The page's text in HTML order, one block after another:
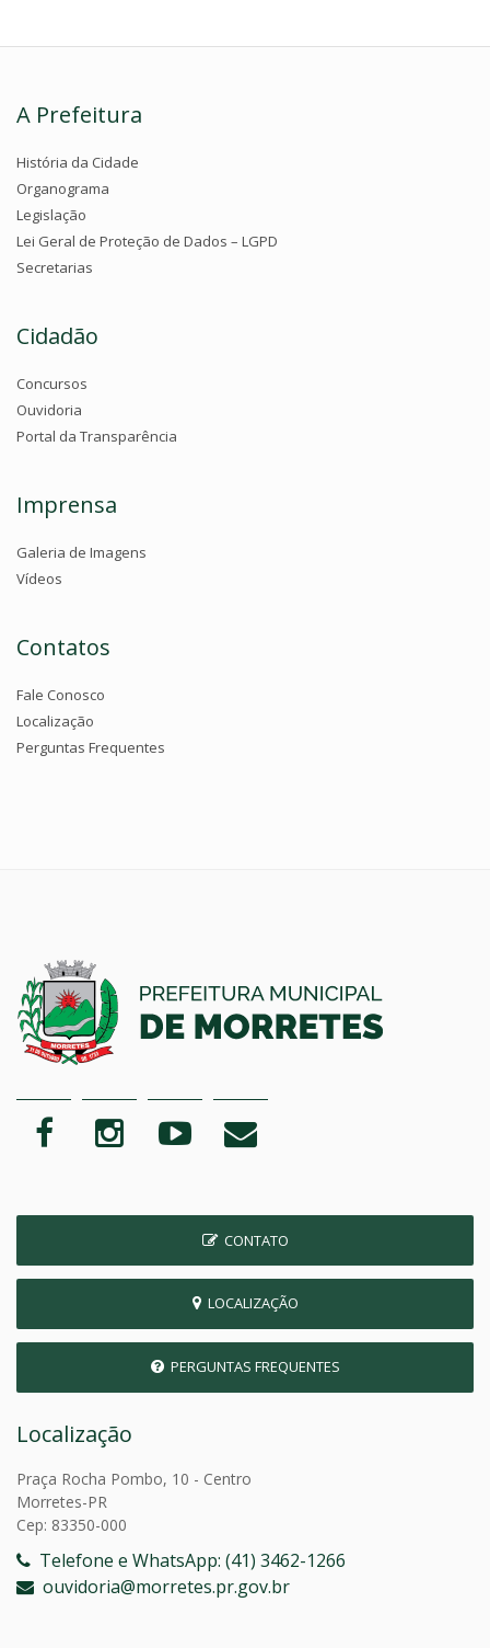
A Prefeitura
História da Cidade
Organograma
Legislação
Lei Geral de Proteção de Dados – LGPD
Secretarias
Cidadão
Concursos
Ouvidoria
Portal da Transparência
Imprensa
Galeria de Imagens
Vídeos
Contatos
Fale Conosco
Localização
Perguntas Frequentes
CONTATO
LOCALIZAÇÃO
PERGUNTAS FREQUENTES
Localização
Praça Rocha Pombo, 10 - Centro
Morretes-PR
Cep: 83350-000
Telefone e WhatsApp: (41) 3462-1266
ouvidoria@morretes.pr.gov.br